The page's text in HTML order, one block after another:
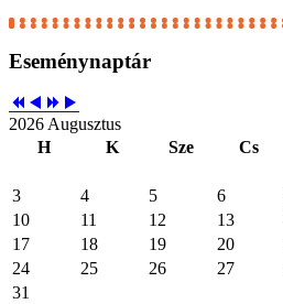
Eseménynaptár
2026 Augusztus
H
K Sze Cs
3
4 5 6
10
11 12 13
17
18 19 20
24
25 26 27
31